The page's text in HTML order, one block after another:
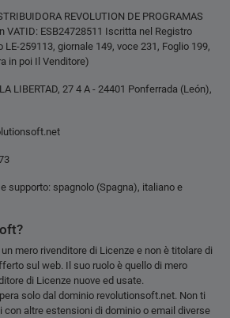
REVOLUTION DE PROGRAMAS
VATID: ESB24728511 Iscritta nel Registro
259113, giornale 149, voce 231, Foglio 199,
in poi Il Venditore)
LIBERTAD, 27 4 A - 24401 Ponferrada (León),
supporto: spagnolo (Spagna), italiano e
mero rivenditore di Licenze e non è titolare di
sul web. Il suo ruolo è quello di mero
di Licenze nuove ed usate.
solo dal dominio revolutionsoft.net. Non ti
con altre estensioni di dominio o email diverse